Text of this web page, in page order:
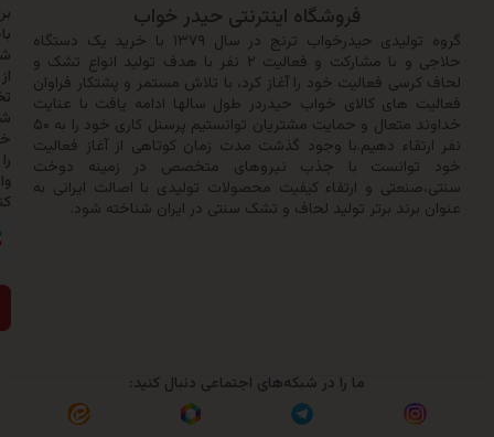
فروشگاه اینترنتی حیدر خواب
گروه تولیدی حیدرخواب ترنج در سال ۱۳۷۹ با خرید یک دستگاه
حلاجی و با مشارکت و فعالیت ۲ نفر با هدف تولید انواع تشک و
فعالیت خود را آغاز کرد، با تلاش مستمر و پشتکار فراوان
های کالای خواب حیدردر طول سالها ادامه یافت با عنایت
خداوند متعال و حمایت مشتریان توانستیم پرسنل کاری خود را به ۵۰
دهیم.با وجود گذشت مدت زمان کوتاهی از آغاز فعالیت
با جذب نیروهای متخصص در زمینه دوخت
و ارتقاء کیفیت محصولات تولیدی با اصالت ایرانی به
برتر تولید لحاف و تشک سنتی در ایران شناخته شود.
باخبر
شدن
از
تخفیف‌ها
شماره
خود
وارد
کنید:
ما را در شبکه‌های اجتماعی دنبال کنید: